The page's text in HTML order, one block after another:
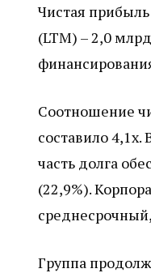
Чистая
(LTM) – 2,0
Соотношение
составило
часть долга
(22,9%).
Группа